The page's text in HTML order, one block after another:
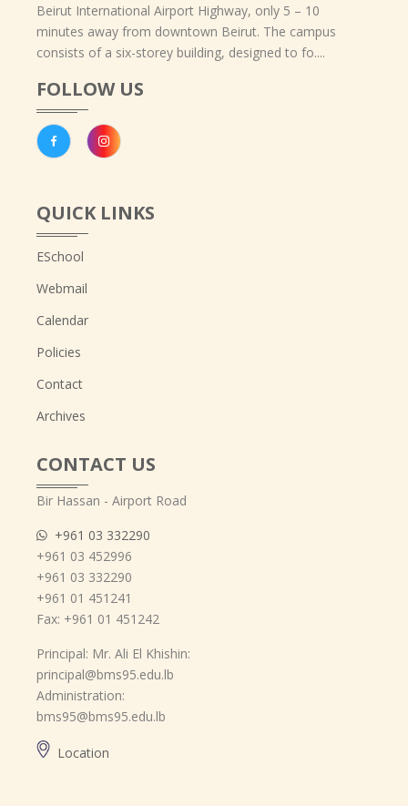
Beirut International Airport Highway, only 5 – 10
minutes away from downtown Beirut. The campus
consists of a six-storey building, designed to fo....
FOLLOW US
QUICK LINKS
ESchool
Webmail
Calendar
Policies
Contact
Archives
CONTACT US
Bir Hassan - Airport Road
+961 03 332290
+961 03 452996
+961 03 332290
+961 01 451241
Fax: +961 01 451242
Principal: Mr. Ali El Khishin:
principal@bms95.edu.lb
Administration:
bms95@bms95.edu.lb
Location